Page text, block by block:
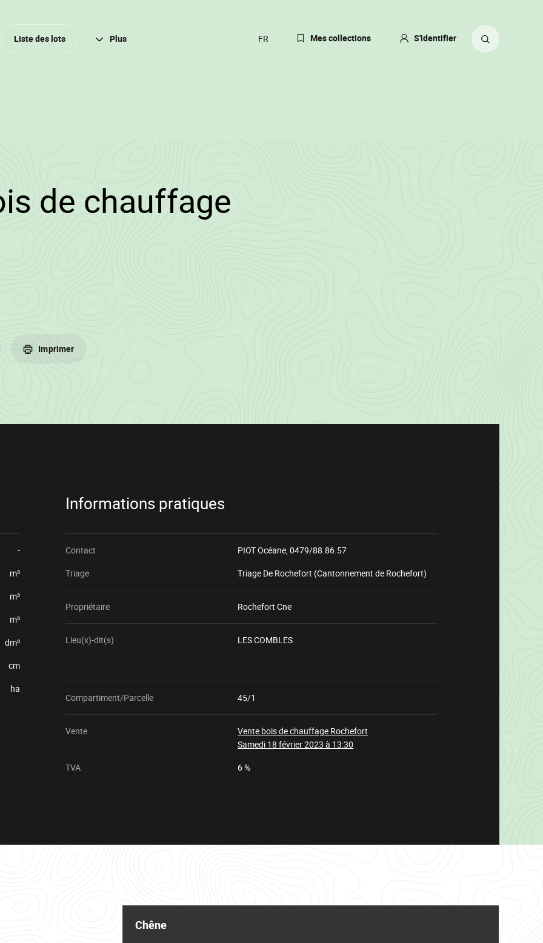
3448/9104/2)
de chauffage
Imprimer
-
m³
m³
m³
dm³
cm
ha
Informations pratiques
Contact PIOT Océane,0479/88.86.57
Triage
Triage De Rochefort (Cantonnement de Rochefort)
Propriétaire Rochefort Cne
Lieu(x)-dit(s) LES COMBLES
Compartiment/Parcelle 45/1
Vente
Vente bois de chauffage Rochefort
Samedi 18 février 2023 à 13:30
TVA 6 %
Liste des lots Plus Mes collections S'identifier
Chêne